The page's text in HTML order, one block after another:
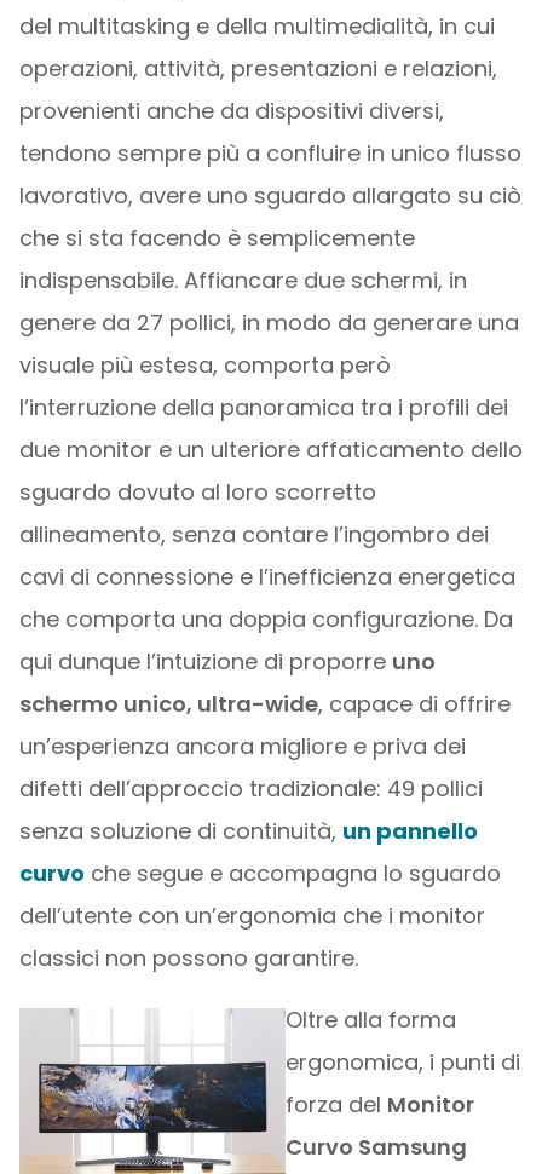
del multitasking e della multimedialità, in cui
operazioni, attività, presentazioni e relazioni,
provenienti anche da dispositivi diversi,
tendono sempre più a confluire in unico flusso
lavorativo, avere uno sguardo allargato su ciò
che si sta facendo è semplicemente
indispensabile. Affiancare due schermi, in
genere da 27 pollici, in modo da generare una
visuale più estesa, comporta però
l’interruzione della panoramica tra i profili dei
due monitor e un ulteriore affaticamento dello
sguardo dovuto al loro scorretto
allineamento, senza contare l’ingombro dei
cavi di connessione e l’inefficienza energetica
che comporta una doppia configurazione. Da
qui dunque l’intuizione di proporre uno
schermo unico, ultra-wide, capace di offrire
un’esperienza ancora migliore e priva dei
difetti dell’approccio tradizionale: 49 pollici
senza soluzione di continuità, un pannello
curvo che segue e accompagna lo sguardo
dell’utente con un’ergonomia che i monitor
classici non possono garantire.
Oltre alla forma
ergonomica, i punti di
forza del Monitor
Curvo Samsung